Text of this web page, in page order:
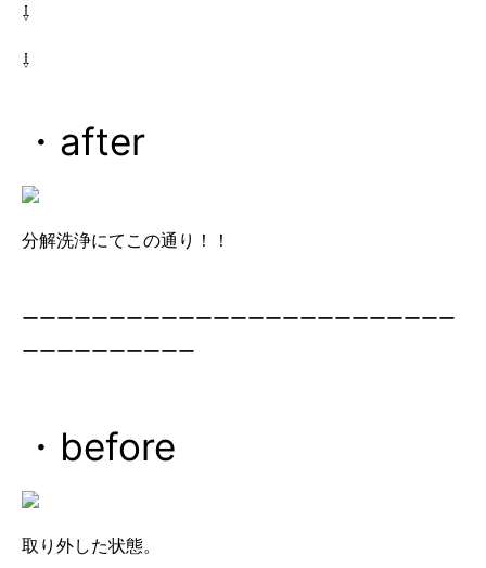
⇩
⇩
・after
分解洗浄にてこの通り！！
ーーーーーーーーーーーーーーーーーーーーーーーーー
ーーーーーーーーーー
・before
取り外した状態。